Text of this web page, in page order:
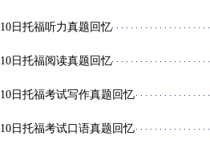
日托福听力真题回忆
日托福阅读真题回忆
日托福考试写作真题回忆
日托福考试口语真题回忆